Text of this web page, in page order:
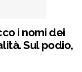
i nomi dei
Sul podio,